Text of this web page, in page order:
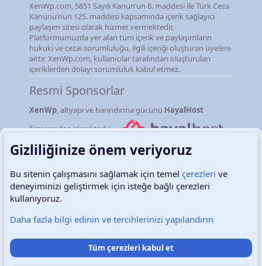
XenWp.com, 5651 Sayılı Kanun’un 8. maddesi ile Türk Ceza
Kanunu’nun 125. maddesi kapsamında içerik sağlayıcı
paylaşım sitesi olarak hizmet vermektedir.
Platformumuzda yer alan tüm içerik ve paylaşımların
hukuki ve cezai sorumluluğu, ilgili içeriği oluşturan üyelere
aittir. XenWp.com, kullanıcılar tarafından oluşturulan
içeriklerden dolayı sorumluluk kabul etmez.
Resmi Sponsorlar
XenWp, altyapı ve barındırma gücünü HayalHost
firmasından almaktadır.
Türkçe (TR) Çerezler
Destek talepleri Bize ulaşın Şartlar ve kurallar
Gizlilik politikası Yardım Ana sayfa
Gizliliğinize önem veriyoruz
Bu sitenin çalışmasını sağlamak için temel çerezleri ve
deneyiminizi geliştirmek için isteğe bağlı çerezleri
kullanıyoruz.
Daha fazla bilgi edinin ve tercihlerinizi yapılandırın
Tüm çerezleri kabul et